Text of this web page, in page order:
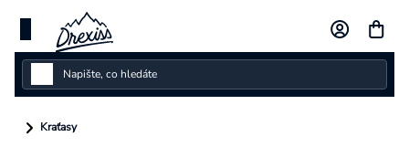
obsah
Dámské
Kraťasy